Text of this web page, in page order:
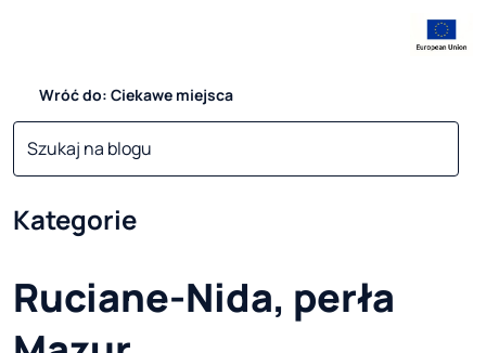
Wróć do: Ciekawe miejsca
Kategorie
Ruciane-Nida, perła